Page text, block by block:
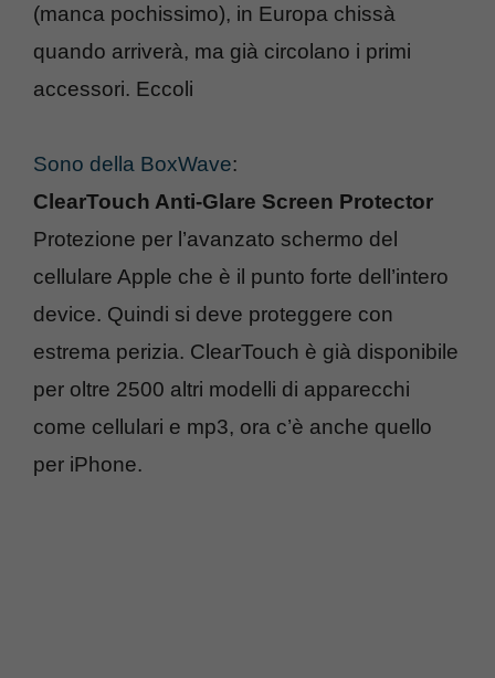
(manca pochissimo), in Europa chissà
quando arriverà, ma già circolano i primi
accessori. Eccoli
Sono della BoxWave:
ClearTouch Anti-Glare Screen Protector
Protezione per l’avanzato schermo del
cellulare Apple che è il punto forte dell’intero
device. Quindi si deve proteggere con
estrema perizia. ClearTouch è già disponibile
per oltre 2500 altri modelli di apparecchi
come cellulari e mp3, ora c’è anche quello
per iPhone.